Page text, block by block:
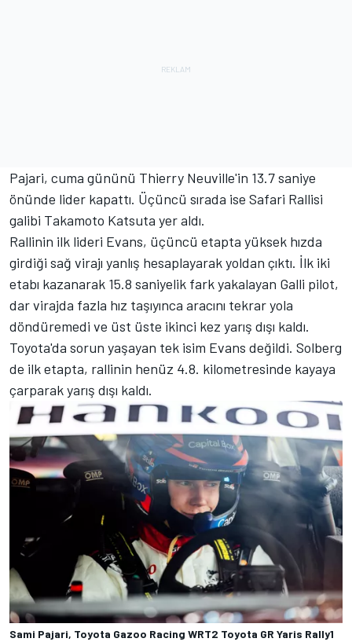
Pajari, cuma gününü Thierry Neuville'in 13.7 saniye
önünde lider kapattı. Üçüncü sırada ise Safari Rallisi
galibi Takamoto Katsuta yer aldı.
Rallinin ilk lideri Evans, üçüncü etapta yüksek hızda
girdiği sağ virajı yanlış hesaplayarak yoldan çıktı. İlk iki
etabı kazanarak 15.8 saniyelik fark yakalayan Galli pilot,
dar virajda fazla hız taşıyınca aracını tekrar yola
döndüremedi ve üst üste ikinci kez yarış dışı kaldı.
Toyota'da sorun yaşayan tek isim Evans değildi. Solberg
de ilk etapta, rallinin henüz 4.8. kilometresinde kayaya
çarparak yarış dışı kaldı.
Sami Pajari, Toyota Gazoo Racing WRT2 Toyota GR Yaris Rally1